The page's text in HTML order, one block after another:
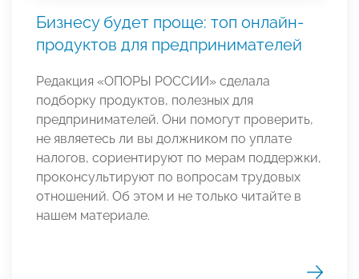
Бизнесу будет проще: топ онлайн-
продуктов для предпринимателей
Редакция «ОПОРЫ РОССИИ» сделала
подборку продуктов, полезных для
предпринимателей. Они помогут проверить,
не являетесь ли вы должником по уплате
налогов, сориентируют по мерам поддержки,
проконсультируют по вопросам трудовых
отношений. Об этом и не только читайте в
нашем материале.